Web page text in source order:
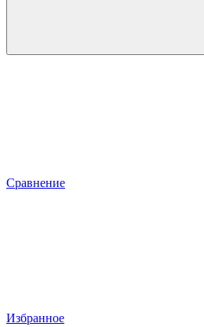
Сравнение
Избранное